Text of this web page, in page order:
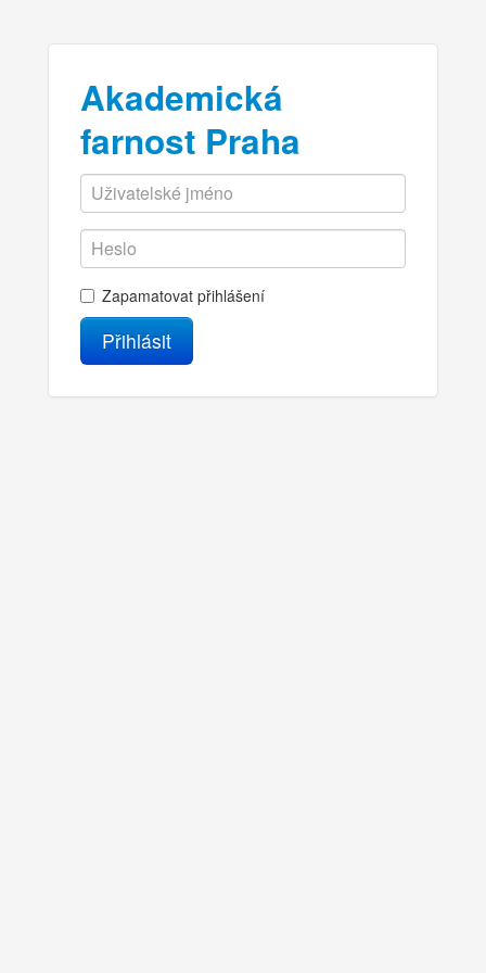
Akademická
farnost Praha
Zapamatovat přihlášení
Přihlásit